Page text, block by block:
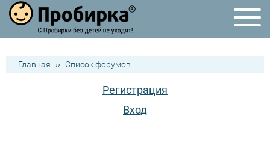
Главная ›› Список форумов
Регистрация
Вход